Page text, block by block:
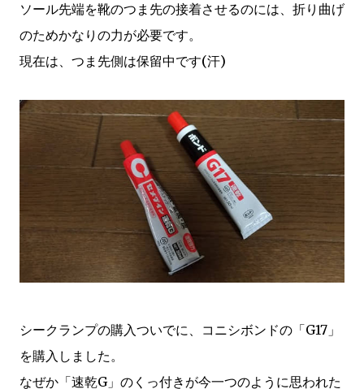
ソール先端を靴のつま先の接着させるのには、折り曲げ
のためかなりの力が必要です。
現在は、つま先側は保留中です(汗)
シークランプの購入ついでに、コニシボンドの「G17」
を購入しました。
なぜか「速乾G」のくっ付きが今一つのように思われた